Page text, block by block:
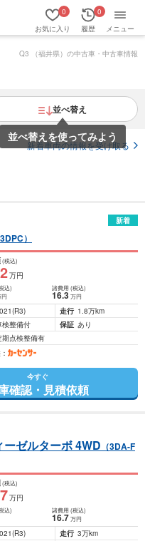
お気に入り
0
履歴
0
メニュー
Q3 （福井県）の中古車・中古車情報
並べ替え
並べ替えを使ってみよう
新着車両の情報を受け取る
新着
）
(税込)
万円
込)
円
諸費用 (税込)
16.3 万円
(R3) 走行 1.8万km
検整備付 保証 あり
期点検整備有
今すぐ
確認・見積依頼
ゼルターボ 4WD （3DA-F
(税込)
万円
込) 諸費用 (税込)
16.7 万円
(R3) 走行 3万km